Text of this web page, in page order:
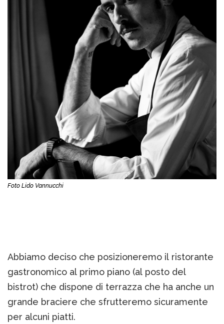
Foto Lido Vannucchi
Abbiamo deciso che posizioneremo il ristorante
gastronomico al primo piano (al posto del
bistrot) che dispone di terrazza che ha anche un
grande braciere che sfrutteremo sicuramente
per alcuni piatti.